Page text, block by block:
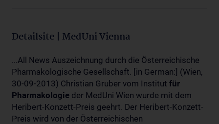
Detailsite | MedUni Vienna
...All News Auszeichnung durch die Österreichische
Pharmakologische Gesellschaft. [in German:] (Wien,
30-09-2013) Christian Gruber vom Institut für
Pharmakologie der MedUni Wien wurde mit dem
Heribert-Konzett-Preis geehrt. Der Heribert-Konzett-
Preis wird von der Österreichischen